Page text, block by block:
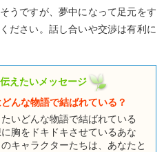
うですが、夢中になって足元をす
ださい。話し合いや交渉は有利に
えたいメッセージ
んな物語で結ばれている？
いどんな物語で結ばれている
胸をドキドキさせているあな
キャラクターたちは、あなたと